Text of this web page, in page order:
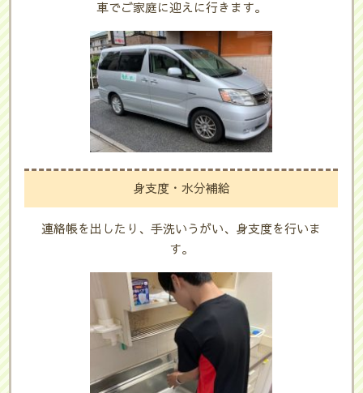
車でご家庭に迎えに行きます。
身支度・水分補給
連絡帳を出したり、手洗いうがい、身支度を行いま
す。